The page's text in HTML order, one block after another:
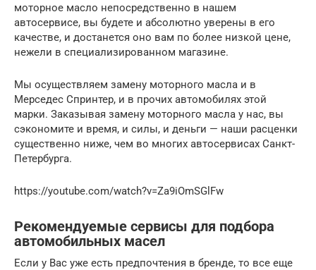
моторное масло непосредственно в нашем
автосервисе, вы будете и абсолютно уверены в его
качестве, и достанется оно вам по более низкой цене,
нежели в специализированном магазине.
Мы осуществляем замену моторного масла и в
Мерседес Спринтер, и в прочих автомобилях этой
марки. Заказывая замену моторного масла у нас, вы
сэкономите и время, и силы, и деньги — наши расценки
существенно ниже, чем во многих автосервисах Санкт-
Петербурга.
https://youtube.com/watch?v=Za9iOmSGlFw
Рекомендуемые сервисы для подбора
автомобильных масел
Если у Вас уже есть предпочтения в бренде, то все еще